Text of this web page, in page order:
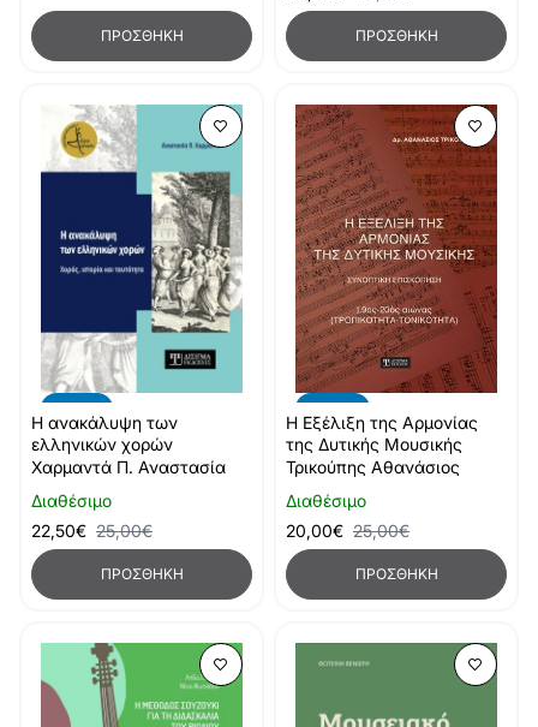
ΠΡΟΣΘΉΚΗ ΠΡΟΣΘΉΚΗ
Διαθέσιμο
Η ανακάλυψη των
ελληνικών χορών
Χαρμαντά Π. Αναστασία
22,50€ 25,00€
ΠΡΟΣΘΉΚΗ
Διαθέσιμο
Η Εξέλιξη της Αρμονίας
της Δυτικής Μουσικής
Τρικούπης Αθανάσιος
20,00€ 25,00€
ΠΡΟΣΘΉΚΗ